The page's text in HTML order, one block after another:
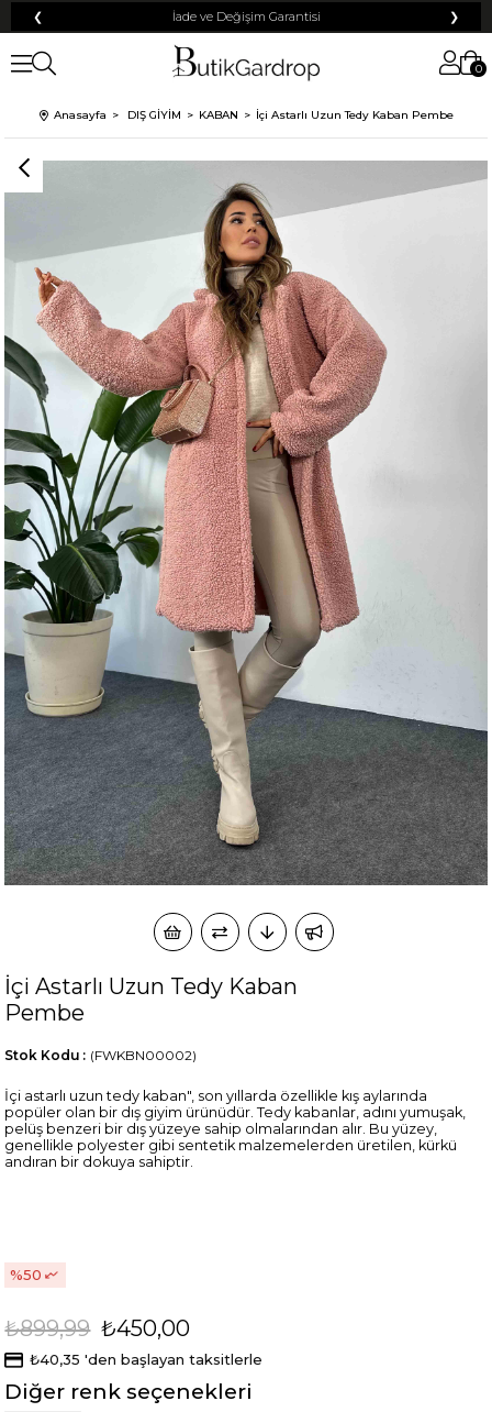
❮ İade ve Değişim Garantisi ❯
0
Anasayfa DIŞ GİYİM KABAN İçi Astarlı Uzun Tedy Kaban Pembe
İçi Astarlı Uzun Tedy Kaban
Pembe
(FWKBN00002)
Stok Kodu
İçi astarlı uzun tedy kaban", son yıllarda özellikle kış aylarında
popüler olan bir dış giyim ürünüdür. Tedy kabanlar, adını yumuşak,
pelüş benzeri bir dış yüzeye sahip olmalarından alır. Bu yüzey,
genellikle polyester gibi sentetik malzemelerden üretilen, kürkü
andıran bir dokuya sahiptir.
50
₺899,99 ₺450,00
₺40,35 'den başlayan taksitlerle
Diğer renk seçenekleri